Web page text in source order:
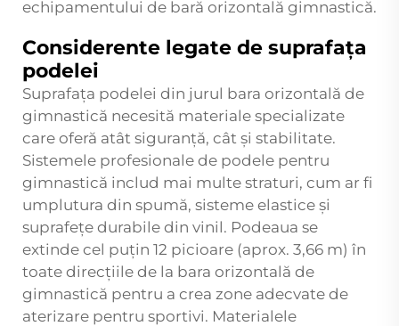
echipamentului de bară orizontală gimnastică.
Considerente legate de suprafața
podelei
Suprafața podelei din jurul bara orizontală de
gimnastică necesită materiale specializate
care oferă atât siguranță, cât și stabilitate.
Sistemele profesionale de podele pentru
gimnastică includ mai multe straturi, cum ar fi
umplutura din spumă, sisteme elastice și
suprafețe durabile din vinil. Podeaua se
extinde cel puțin 12 picioare (aprox. 3,66 m) în
toate direcțiile de la bara orizontală de
gimnastică pentru a crea zone adecvate de
aterizare pentru sportivi. Materialele